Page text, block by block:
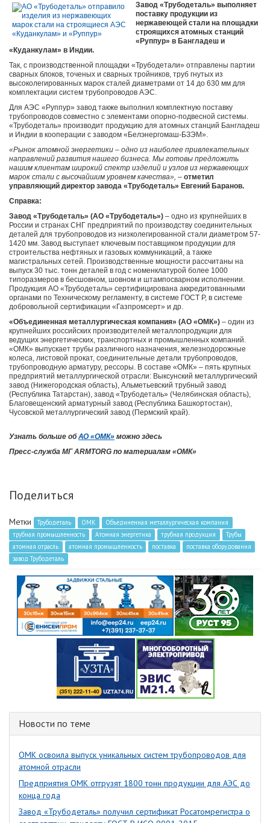
Завод «Трубодеталь» выполняет
поставку продукции из
нержавеющей стали на площадки
строящихся атомных станций
«Руппур» в Бангладеш и
«Куданкулам» в Индии.
Так, с производственной площадки «Трубодетали» отправлены партии
сварных блоков, точеных и сварных тройников, труб гнутых из
высоколегированных марок сталей диаметрами от 14 до 630 мм для
комплектации систем трубопроводов АЭС.
Для АЭС «Руппур» завод также выполнил комплектную поставку
трубопроводов совместно с элементами опорно-подвесной системы.
«Трубодеталь» производит продукцию для атомных станций Бангладеш
и Индии в кооперации с заводом «Белэнергомаш-БЗЭМ».
«Рынок атомной энергетики – одно из наиболее привлекательных
направлений развития нашего бизнеса. Мы готовы предложить
нашим клиентам широкий спектр изделий и узлов из нержавеющих
марок стали с высочайшим уровнем качества», – отметил
управляющий директор завода «Трубодеталь» Евгений Баранов.
Справка:
Завод «Трубодеталь» (АО «Трубодеталь») ‒ одно из крупнейших в
России и странах СНГ предприятий по производству соединительных
деталей для трубопроводов из низколегированной стали диаметром 57-
1420 мм. Завод выступает ключевым поставщиком продукции для
строительства нефтяных и газовых коммуникаций, а также
магистральных сетей. Производственные мощности рассчитаны на
выпуск 30 тыс. тонн деталей в год с номенклатурой более 1000
типоразмеров в бесшовном, шовном и штампосварном исполнении.
Продукция АО «Трубодеталь» сертифицирована аккредитованными
органами по Техническому регламенту, в системе ГОСТ Р, в системе
добровольной сертификации «Газпромсерт» и др.
«Объединенная металлургическая компания» (АО «ОМК») – один из
крупнейших российских производителей металлопродукции для
ведущих энергетических, транспортных и промышленных компаний.
«ОМК» выпускает трубы различного назначения, железнодорожные
колеса, листовой прокат, соединительные детали трубопроводов,
трубопроводную арматуру, рессоры. В составе «ОМК» – пять крупных
предприятий металлургической отрасли: Выксунский металлургический
завод (Нижегородская область), Альметьевский трубный завод
(Республика Татарстан), завод «Трубодеталь» (Челябинская область),
Благовещенский арматурный завод (Республика Башкортостан),
Чусовской металлургический завод (Пермский край).
Узнать больше обАО «ОМК» можно здесь
Пресс-служба МГ ARMTORG по материалам «ОМК»
Поделиться
Метки Трубодеталь ОМК
Объединенная металлургическая компания
трубная промышленность
Атомная энергетика трубная продукция
Трубы
атомная отрасль
атомная промышленность поставка
поставка оборудования
завод Трубодеталь
Новости по теме
ОМК освоила выпуск уникальных систем трубопроводов для
атомной отрасли
Предприятия ОМК отгрузят 1800 тонн продукции для АЭС до
конца года
Завод «Трубодеталь» получил сертификат Росатомрегистра о